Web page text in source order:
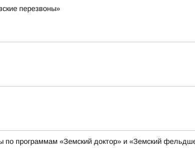
перезвоны»
по программам «Земский доктор» и «Земский